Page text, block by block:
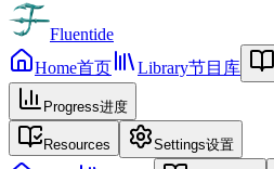
Fluentide
Home首页 Library节目库
Progress进度
Resources Settings设置